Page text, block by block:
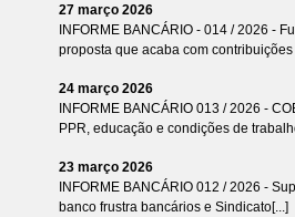
27 março 2026
INFORME BANCÁRIO - 014 / 2026 -
proposta que acaba com
24 março 2026
INFORME BANCÁRIO 013 / 2026 -
PPR, educação e condições de
23 março 2026
INFORME BANCÁRIO 012 / 2026 -
banco frustra bancários e Sindicato[...]